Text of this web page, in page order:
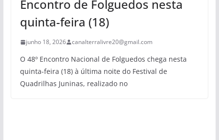
Encontro de Folguedos nesta
quinta-feira (18)
junho 18, 2026 canalterralivre20@gmail.com
O 48º Encontro Nacional de Folguedos chega nesta
quinta-feira (18) à última noite do Festival de
Quadrilhas Juninas, realizado no